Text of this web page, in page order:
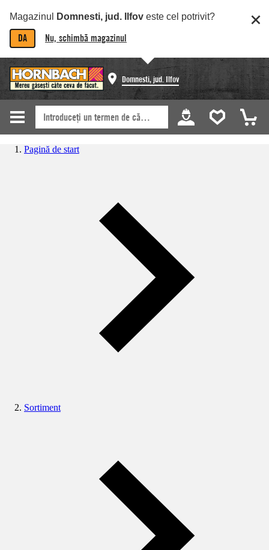
Magazinul Domnesti, jud. Ilfov este cel potrivit?
DA Nu, schimbă magazinul
Domnesti, jud. Ilfov
Pagină de start
Sortiment